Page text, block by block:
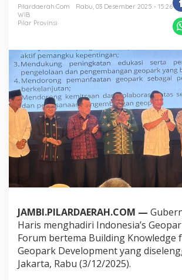
o
i
’
s
G
e
o
p
a
r
e
e
r
o
r
u
Pilardaerah.com
Rabu, 03 Desember 2025 - 15:26
WIB
Pilar Provinsi
JAMBI.PILARDAERAH.COM —
Haris menghadiri Indonesia’s
Forum bertema Building Knowledge
Geopark Development yang
Jakarta, Rabu (3/12/2025).